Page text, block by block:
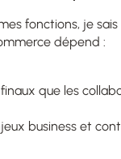
fonctions, je
dépend :
que les
business et